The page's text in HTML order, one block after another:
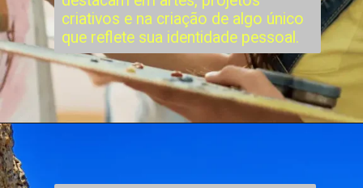
criativos e na criação de algo único
que reflete sua identidade pessoal.